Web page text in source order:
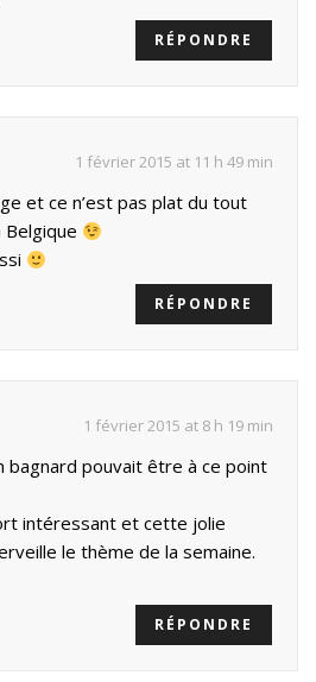
RÉPONDRE
1 février 2015 at 11 h 49 min
et ce n’est pas plat du tout
RÉPONDRE
1 février 2015 at 8 h 19 min
bagnard pouvait être à ce point
intéressant et cette jolie
le thème de la semaine.
RÉPONDRE